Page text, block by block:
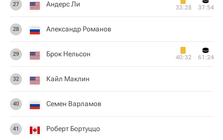
27 Андерс Ли 33:28 37:54
28 Александр Романов
29 Брок Нельсон 40:32 61:24
32 Кайл Маклин
40 Семен Варламов
41 Роберт Бортуццо